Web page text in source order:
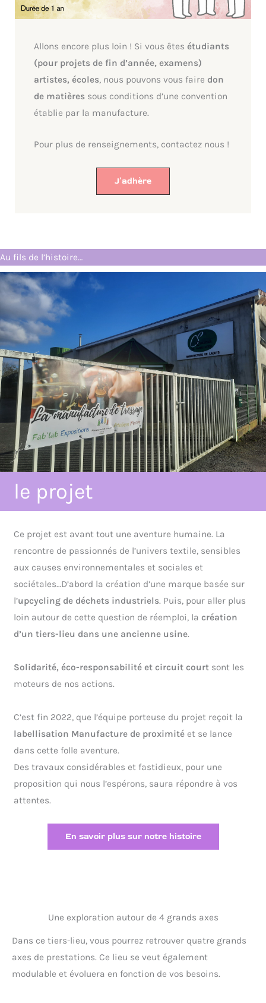
Allons encore plus loin ! Si vous êtes étudiants
(pour projets de fin d’année, examens)
artistes, écoles, nous pouvons vous faire don
de matièressous conditions d’une convention
établie par la manufacture.
Pour plus de renseignements, contactez nous !
J’adhère
Au fils de l’histoire…
le projet
Ce projet est avant tout une aventure humaine. La
rencontre de passionnés de l’univers textile, sensibles
aux causes environnementales et sociales et
sociétales…D’abord la création d’une marque basée sur
l’upcycling de déchets industriels. Puis, pour aller plus
loin autour de cette question de réemploi, lacréation
d’un tiers-lieu dans une ancienne usine.
Solidarité, éco-responsabilité et circuit court sont les
moteurs de nos actions.
C’est fin 2022, que l’équipe porteuse du projet reçoit la
labellisation Manufacture de proximité et se lance
dans cette folle aventure.
Des travaux considérables et fastidieux, pour une
proposition qui nous l’espérons, saura répondre à vos
attentes.
En savoir plus sur notre histoire
Une exploration autour de 4 grands axes
Dans ce tiers-lieu, vous pourrez retrouver quatre grands
axes de prestations. Ce lieu se veut également
modulable et évoluera en fonction de vos besoins.